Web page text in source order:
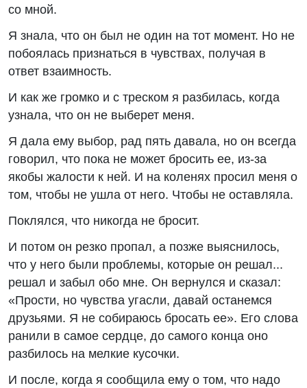
со мной.
Я знала, что он был не один на тот момент. Но не
побоялась признаться в чувствах, получая в
ответ взаимность.
И как же громко и с треском я разбилась, когда
узнала, что он не выберет меня.
Я дала ему выбор, рад пять давала, но он всегда
говорил, что пока не может бросить ее, из-за
якобы жалости к ней. И на коленях просил меня о
том, чтобы не ушла от него. Чтобы не оставляла.
Поклялся, что никогда не бросит.
И потом он резко пропал, а позже выяснилось,
что у него были проблемы, которые он решал...
решал и забыл обо мне. Он вернулся и сказал:
«Прости, но чувства угасли, давай останемся
друзьями. Я не собираюсь бросать ее». Его слова
ранили в самое сердце, до самого конца оно
разбилось на мелкие кусочки.
И после, когда я сообщила ему о том, что надо